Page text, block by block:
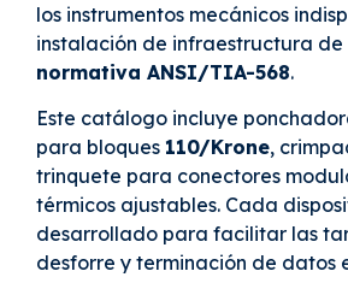
los instrumentos mecánicos
instalación de infraestructura de
normativa ANSI/TIA-568.
Este catálogo incluye
para bloques 110/Krone,
trinquete para conectores
térmicos ajustables. Cada
desarrollado para facilitar las
desforre y terminación de datos